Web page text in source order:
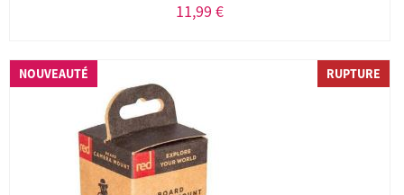
11,99 €
NOUVEAUTÉ RUPTURE